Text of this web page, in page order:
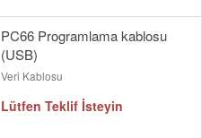
PC66 Programlama kablosu
(USB)
Veri Kablosu
Lütfen Teklif İsteyin